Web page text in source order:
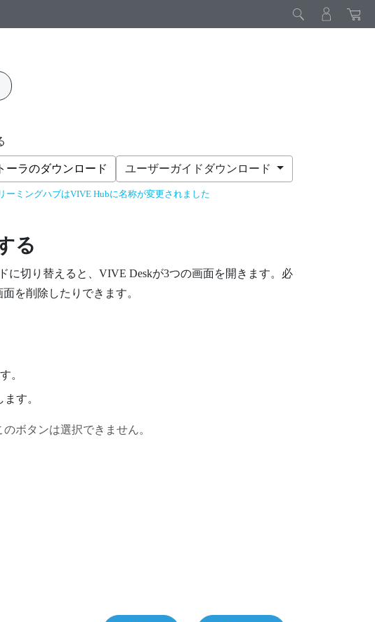
ーラのダウンロード
ーミングハブはVIVE Hubに名称が変更されました
ユーザーガイドダウンロード
る
に切り替えると、 VIVE Deskが3つの画面を開きます。必
を削除したりできます。
。
す。
ボタンは選択できません。